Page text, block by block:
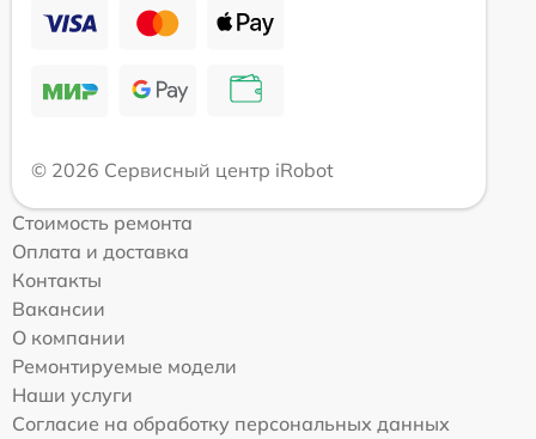
© 2026 Сервисный центр iRobot
Стоимость ремонта
Оплата и доставка
Контакты
Вакансии
О компании
Ремонтируемые модели
Наши услуги
Согласие на обработку персональных данных